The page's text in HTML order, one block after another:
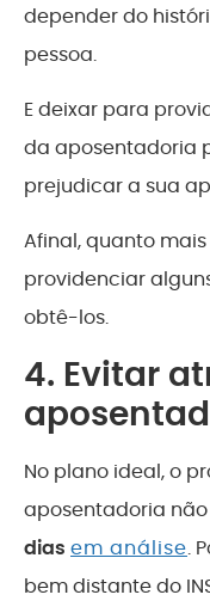
depender do
pessoa.
E deixar para
da aposentadoria
prejudicar a sua
Afinal, quanto
providenciar
obtê-los.
4. Evitar
No plano ideal, o
aposentadoria
dias em análise.
bem distante do